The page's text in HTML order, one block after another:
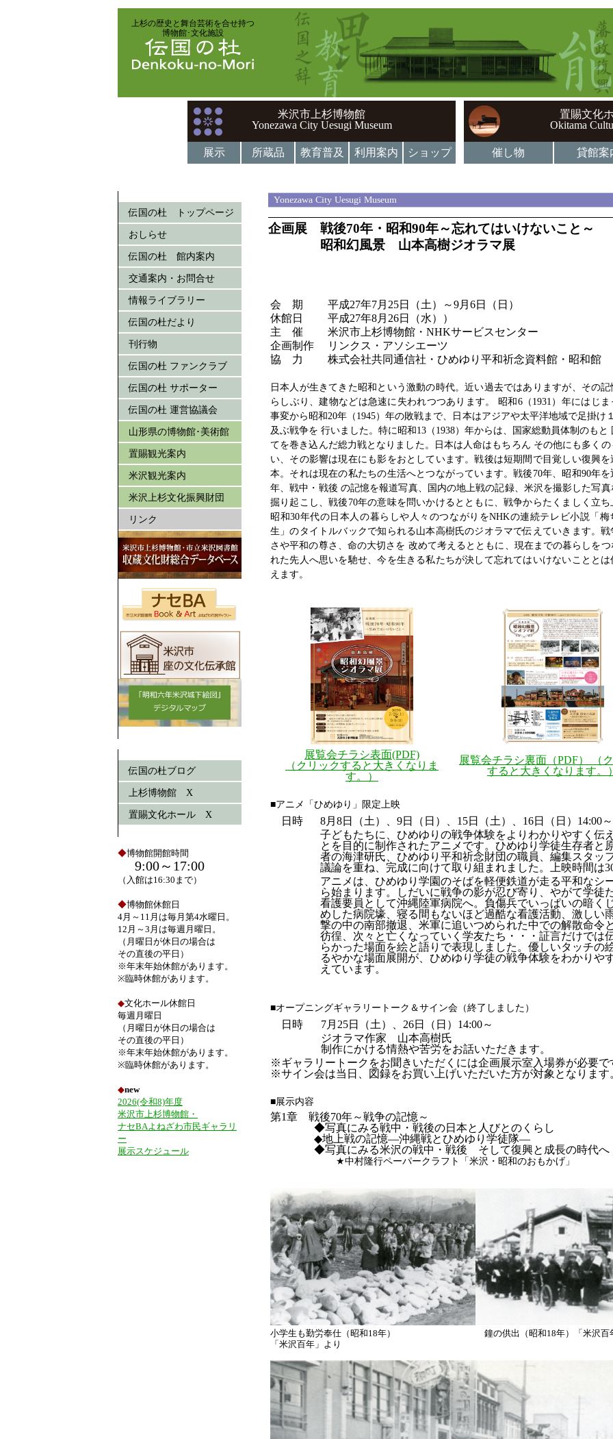
上杉の歴史と舞台芸術を合せ持つ
博物館･文化施設
米沢市上杉博物館
Yonezawa City Uesugi Museum
展示 所蔵品 教育普及 利用案内 ショップ
置賜文化
Okitama
催し物 貸館案
伝国の杜 トップページ
おしらせ
伝国の杜 館内案内
交通案内・お問合せ
情報ライブラリー
伝国の杜だより
刊行物
伝国の杜 ファンクラブ
伝国の杜 サポーター
伝国の杜 運営協議会
山形県の博物館･美術館
置賜観光案内
米沢観光案内
米沢上杉文化振興財団
リンク
伝国の杜ブログ
上杉博物館 X
置賜文化ホール X
◆博物館開館時間
9:00～17:00
（入館は16:30まで）
◆博物館休館日
4月～11月は毎月第4水曜日。
12月～3月は毎週月曜日。
（月曜日が休日の場合は
その直後の平日）
※年末年始休館があります。
※臨時休館があります。
◆文化ホール休館日
毎週月曜日
（月曜日が休日の場合は
その直後の平日）
※年末年始休館があります。
※臨時休館があります。
◆new
2026(令和8)年度
米沢市上杉博物館・
ナセBAよねざわ市民ギャラリ
ー
展示スケジュール
Yonezawa City Uesugi Museum
企画展 戦後70年・昭和90年～忘れてはいけないこと～
昭和幻風景 山本高樹ジオラマ展
会 期
平成27年7月25日（土）～9月6日（日）
休館日
平成27年8月26日（水））
主 催
米沢市上杉博物館・NHKサービスセンター
企画制作
リンクス・アソシエーツ
協 力
株式会社共同通信社・ひめゆり平和祈念資料館・昭和館
日本人が生きてきた昭和という激動の時代。近い過去ではありますが、その
らしぶり、建物などは急速に失われつつあります。 昭和6（1931）年にはじ
事変から昭和20年（1945）年の敗戦まで、日本はアジアや太平洋地域で足掛け
及ぶ戦争を 行いました。特に昭和13（1938）年からは、国家総動員体制のもと
てを巻き込んだ総力戦となりました。日本は人命はもちろん その他にも多く
い、その影響は現在にも影をおとしています。戦後は短期間で目覚しい復興を
本。それは現在の私たちの生活へとつながっています。戦後70年、昭和90年
年、戦中・戦後 の記憶を報道写真、国内の地上戦の記録、米沢を撮影した写
掘り起こし、戦後70年の意味を問いかけるとともに、戦争からたくましく立ち
昭和30年代の日本人の暮らしや人々のつながりをNHKの連続テレビ小説「梅
生」のタイトルバックで知られる山本高樹氏のジオラマで伝えていきます。戦
さや平和の尊さ、命の大切さを 改めて考えるとともに、現在までの暮らしを
れた先人へ思いを馳せ、今を生きる私たちが決して忘れてはいけないこととは
えます。
展覧会チラシ表面(PDF)
（クリックすると大きくなりま
す。）
展覧会チラシ裏面（PDF） （
すると大きくなります。
■アニメ「ひめゆり」限定上映
日時
8月8日（土）、9日（日）、15日（土）、16日（日）14:00～
子どもたちに、ひめゆりの戦争体験をよりわかりやすく伝
とを目的に制作されたアニメです。ひめゆり学徒生存者と
者の海津研氏、ひめゆり平和祈念財団の職員、編集スタッ
議論を重ね、完成に向けて取り組まれました。上映時間は
アニメは、ひめゆり学園のそばを軽便鉄道が走る平和なシ
ら始まります。しだいに戦争の影が忍び寄り、やがて学徒
看護要員として沖縄陸軍病院へ。負傷兵でいっぱいの暗く
めした病院壕、寝る間もないほど過酷な看護活動、激しい
撃の中の南部撤退、米軍に追いつめられた中での解散命令
彷徨、次々と亡くなっていく学友たち・・・証言だけでは
らかった場面を絵と語りで表現しました。優しいタッチの
るやかな場面展開が、ひめゆり学徒の戦争体験をわかりや
えています。
■オープニングギャラリートーク＆サイン会（終了しました）
日時
7月25日（土）、26日（日）14:00～
ジオラマ作家 山本高樹氏
制作にかける情熱や苦労をお話いただきます。
※ギャラリートークをお聞きいただくには企画展示室入場券が必要で
※サイン会は当日、図録をお買い上げいただいた方が対象となります
■展示内容
第1章 戦後70年～戦争の記憶～
◆写真にみる戦中・戦後の日本と人びとのくらし
◆地上戦の記憶―沖縄戦とひめゆり学徒隊―
◆写真にみる米沢の戦中・戦後 そして復興と成長の時代へ
★中村隆行ペーパークラフト「米沢・昭和のおもかげ」
小学生も勤労奉仕（昭和18年） 鐘の供出（昭和18年）「米沢百年
「米沢百年」より